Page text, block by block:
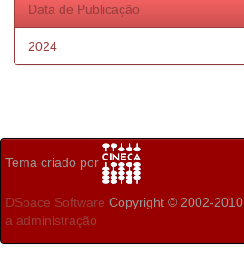
Data de Publicação
2024
Tema criado por
DSpace Software Copyright © 2002-2010
a administração